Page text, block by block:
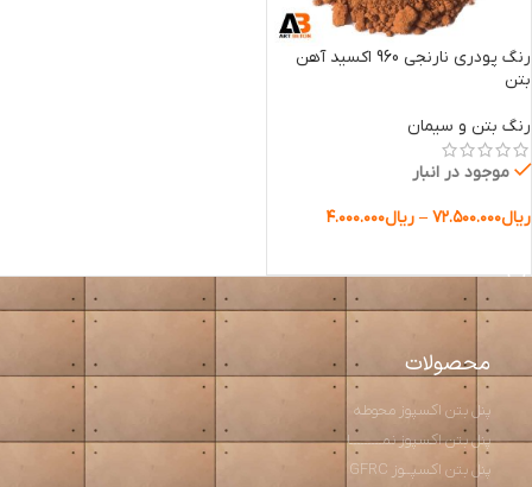
رنگ پودری نارنجی 960 اکسید آهن
بتن
رنگ بتن و سیمان
موجود در انبار
ریال۷۲.۵۰۰.۰۰۰ – ریال۴.۰۰۰.۰۰۰
محصولات
پنل بتن اکسپوز محوطه
پنل بتن اکسپوز نمـــــــــا
پنل بتن اکسپــوز GFRC